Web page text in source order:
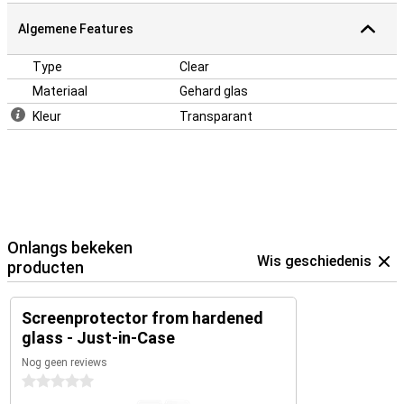
Algemene Features
Type
Clear
Materiaal
Gehard glas
Kleur
Transparant
Onlangs bekeken
producten
Wis geschiedenis
Screenprotector from hardened
glass - Just-in-Case
Nog geen reviews
0 sterren